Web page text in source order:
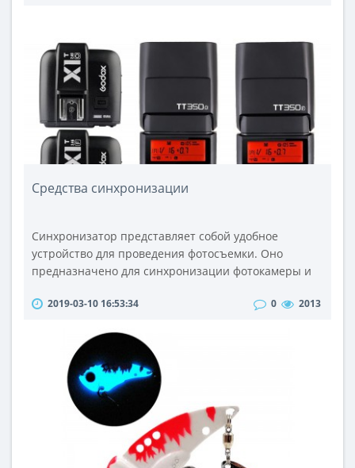
использованы 4 элемента из стекла ED, благодаря
которым удалось добиться ..
Средства синхронизации
Синхронизатор представляет собой удобное
устройство для проведения фотосъемки. Оно
предназначено для синхронизации фотокамеры и
приспособления данного типа одновременно
Предлагаемые вниманию фотохудожников
синхронизаторы для вспышек характеризуются
сочетанием безупречного качества исполнения,
высокой степени наде..
2019-03-10 16:53:34 0 2013